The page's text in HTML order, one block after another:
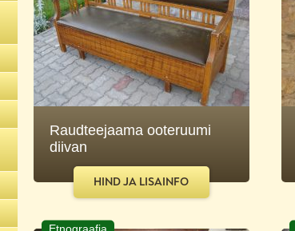
Raudteejaama ooteruumi
diivan
HIND JA LISAINFO
Etnograafia